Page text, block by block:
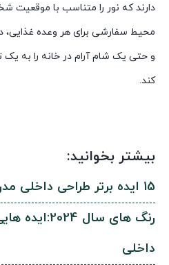
دارند که نور را متناسب با موقعیت
محیط سفارشی برای هر وعده غذایی،
و حتی یک شام آرام در خانه را به
کند.
بیشتر بخوانید:
15 ایده برتر طراحی داخلی مدرن در سال 2024
رنگ های سال
داخلی